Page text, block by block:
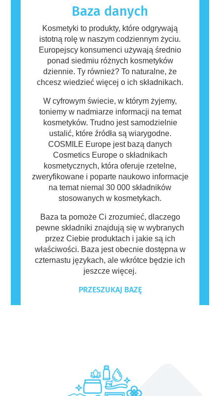
funkcjonowania układu hormonalnego.
mogą zawierać składniki, które dla niektórych
osób mogą okazać się alergizujące. Nie
oznacza to jednak, że produkt nie jest
bezpieczny dla innych.
Baza danych
Kosmetyki to produkty, które odgrywają
istotną rolę w naszym codziennym życiu.
Europejscy konsumenci używają średnio
ponad siedmiu różnych kosmetyków
dziennie. Ty również? To naturalne, że
chcesz wiedzieć więcej o ich składnikach.
W cyfrowym świecie, w którym żyjemy,
toniemy w nadmiarze informacji na temat
kosmetyków. Trudno jest samodzielnie
ustalić, które źródła są wiarygodne.
COSMILE Europe jest bazą danych
Cosmetics Europe o składnikach
kosmetycznych, która oferuje rzetelne,
zweryfikowane i poparte naukowo informacje
na temat niemal 30 000 składników
stosowanych w kosmetykach.
Baza ta pomoże Ci zrozumieć, dlaczego
pewne składniki znajdują się w wybranych
przez Ciebie produktach i jakie są ich
właściwości. Baza jest obecnie dostępna w
czternastu językach, ale wkrótce będzie ich
jeszcze więcej.
PRZESZUKAJ BAZĘ